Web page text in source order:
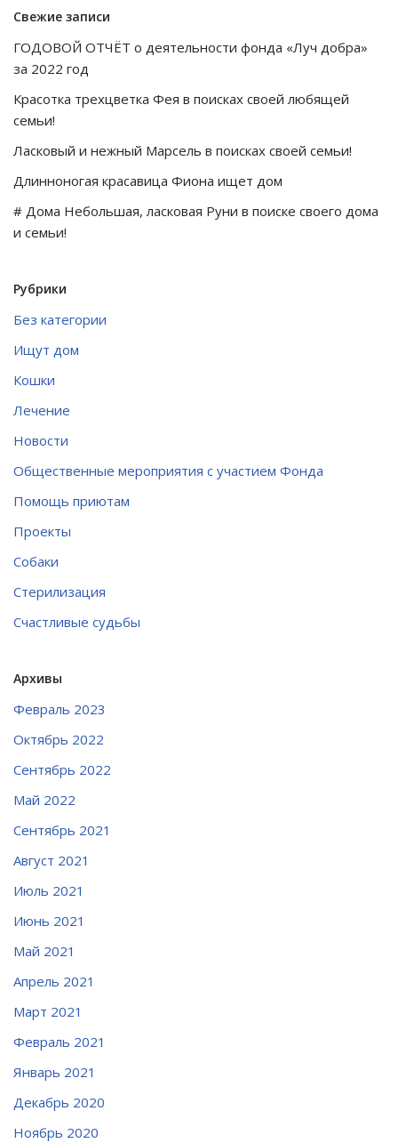
Свежие записи
ГОДОВОЙ ОТЧЁТ о деятельности фонда «Луч добра»
за 2022 год
Красотка трехцветка Фея в поисках своей любящей
семьи!
Ласковый и нежный Марсель в поисках своей семьи!
Длинноногая красавица Фиона ищет дом
# Дома Небольшая, ласковая Руни в поиске своего дома
и семьи!
Рубрики
Без категории
Ищут дом
Кошки
Лечение
Новости
Общественные мероприятия с участием Фонда
Помощь приютам
Проекты
Собаки
Стерилизация
Счастливые судьбы
Архивы
Февраль 2023
Октябрь 2022
Сентябрь 2022
Май 2022
Сентябрь 2021
Август 2021
Июль 2021
Июнь 2021
Май 2021
Апрель 2021
Март 2021
Февраль 2021
Январь 2021
Декабрь 2020
Ноябрь 2020